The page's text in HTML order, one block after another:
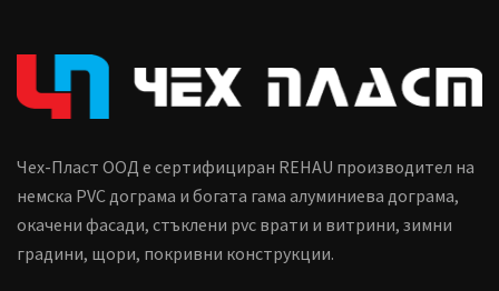
Чех-Пласт ООД е сертифициран REHAU производител на
немска PVC дограма и богата гама алуминиева дограма,
окачени фасади, стъклени pvc врати и витрини, зимни
градини, щори, покривни конструкции.